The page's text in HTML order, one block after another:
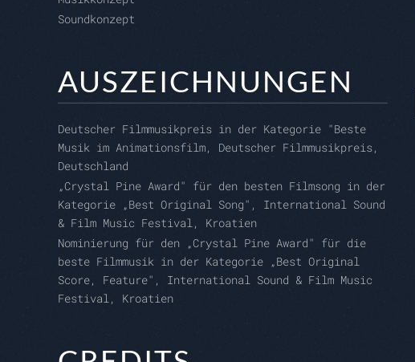
Soundkonzept
AUSZEICHNUNGEN
Deutscher Filmmusikpreis in der Kategorie "Beste
Musik im Animationsfilm, Deutscher Filmmusikpreis,
Deutschland
„Crystal Pine Award" für den besten Filmsong in der
Kategorie „Best Original Song", International Sound
& Film Music Festival, Kroatien
Nominierung für den „Crystal Pine Award" für die
beste Filmmusik in der Kategorie „Best Original
Score, Feature", International Sound & Film Music
Festival, Kroatien